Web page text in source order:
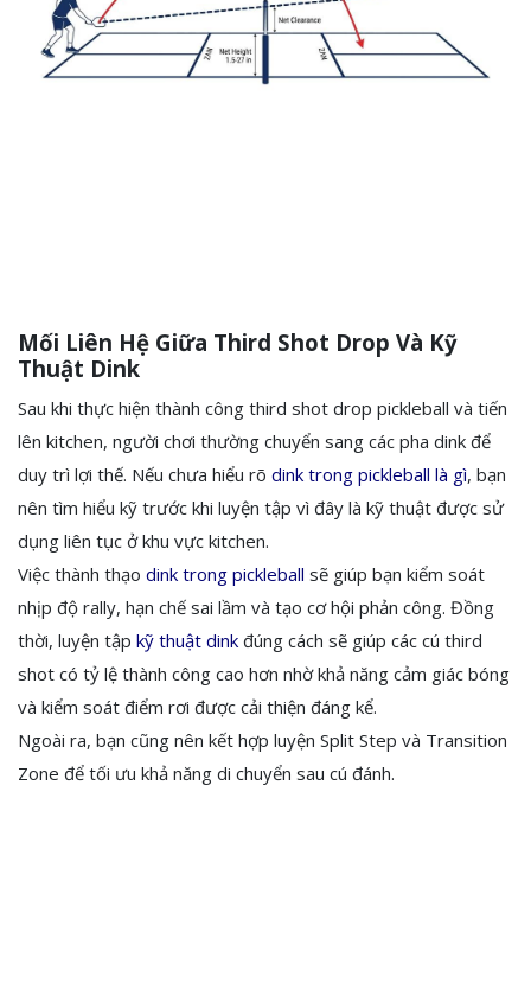
Mối Liên Hệ Giữa Third Shot Drop Và Kỹ
Thuật Dink
Sau khi thực hiện thành công third shot drop pickleball và tiến
lên kitchen, người chơi thường chuyển sang các pha dink để
duy trì lợi thế. Nếu chưa hiểu rõ dink trong pickleball là gì, bạn
nên tìm hiểu kỹ trước khi luyện tập vì đây là kỹ thuật được sử
dụng liên tục ở khu vực kitchen.
Việc thành thạo dink trong pickleball sẽ giúp bạn kiểm soát
nhịp độ rally, hạn chế sai lầm và tạo cơ hội phản công. Đồng
thời, luyện tập kỹ thuật dink đúng cách sẽ giúp các cú third
shot có tỷ lệ thành công cao hơn nhờ khả năng cảm giác bóng
và kiểm soát điểm rơi được cải thiện đáng kể.
Ngoài ra, bạn cũng nên kết hợp luyện Split Step và Transition
Zone để tối ưu khả năng di chuyển sau cú đánh.